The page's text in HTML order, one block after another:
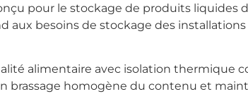
pour le stockage de produits liquides
aux besoins de stockage des
alimentaire avec isolation thermique
brassage homogène du contenu et